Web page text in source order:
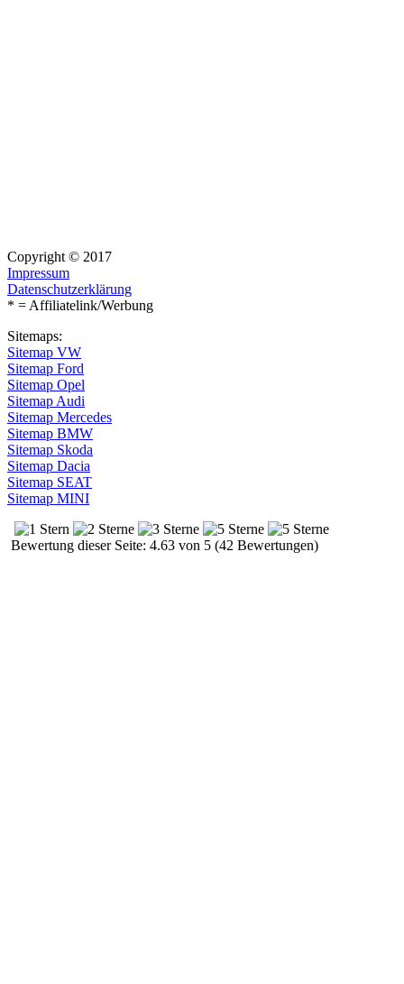
Copyright © 2017
Impressum
Datenschutzerklärung
* = Affiliatelink/Werbung
Sitemaps:
Sitemap VW
Sitemap Ford
Sitemap Opel
Sitemap Audi
Sitemap Mercedes
Sitemap BMW
Sitemap Skoda
Sitemap Dacia
Sitemap SEAT
Sitemap MINI
Bewertung dieser Seite: 4.63 von 5 (42 Bewertungen)